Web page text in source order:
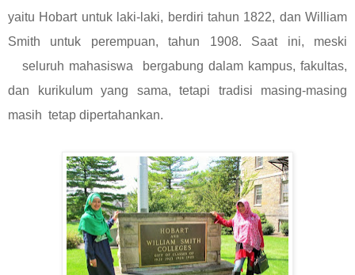
yaitu Hobart untuk laki-laki, berdiri tahun 1822, dan William
Smith untuk perempuan, tahun 1908. Saat ini, meski
seluruh mahasiswa bergabung dalam kampus, fakultas,
dan kurikulum yang sama, tetapi tradisi masing-masing
masih tetap dipertahankan.